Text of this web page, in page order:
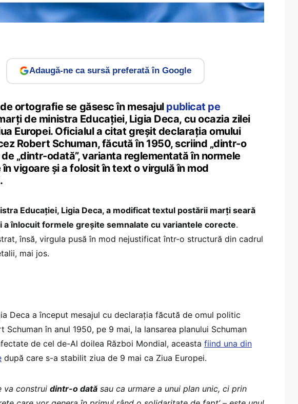
Adaugă-ne ca sursă preferată în Google
ortografie se găsesc în mesajul publicat pe
de ministra Educației, Ligia Deca, cu ocazia zilei
Europei. Oficialul a citat greșit declarația omului
Robert Schuman, făcută în 1950, scriind „dintr-o
„dintr-odată”, varianta reglementată în normele
vigoare și a folosit în text o virgulă în mod
Educației, Ligia Deca, a modificat textul postării marți seară
a înlocuit formele greșite semnalate cu variantele corecte.
însă, virgula pusă în mod nejustificat într-o structură din cadrul
mai jos.
Deca a început mesajul cu declarația făcută de omul politic
Schuman în anul 1950, pe 9 mai, la lansarea planului Schuman
de cel de-Al doilea Război Mondial, aceasta fiind una din
după care s-a stabilit ziua de 9 mai ca Ziua Europei.
va construi dintr-o dată sau ca urmare a unui plan unic, ci prin